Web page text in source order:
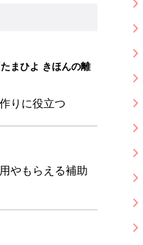
まひよ きほんの離
りに役立つ
やもらえる補助